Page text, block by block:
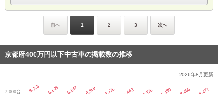
前へ 1 2 3 次へ
京都府400万円以下中古車の掲載数の推移
2026年8月更新